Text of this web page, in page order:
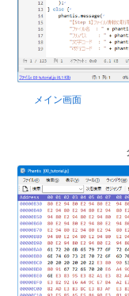
メイン画面